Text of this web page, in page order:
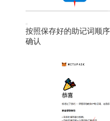
按照保存好的助记词顺
确认